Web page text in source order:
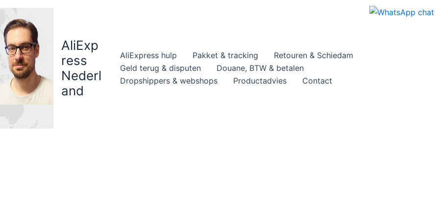
AliExp
ress
Nederl
and
AliExpress hulp Pakket & tracking
Retouren & Schiedam
Geld terug & disputen
Douane, BTW & betalen
Dropshippers & webshops
Productadvies Contact